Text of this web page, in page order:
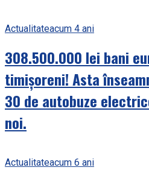
Actualitateacum 4 ani
308.500.000 lei bani
timișoreni! Asta
30 de autobuze
noi.
Actualitateacum 6 ani